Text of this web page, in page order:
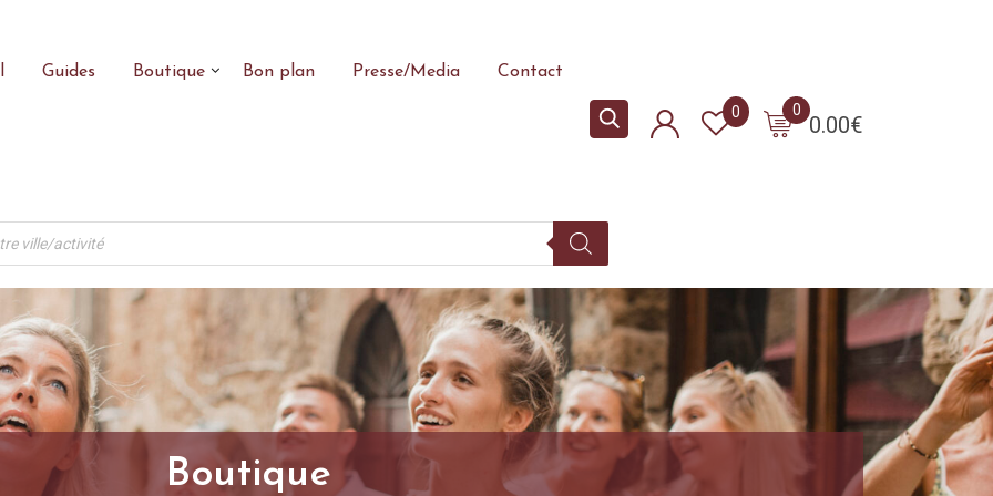
Guides Boutique Bon plan Presse/Media Contact
0.00€
0
0
Boutique